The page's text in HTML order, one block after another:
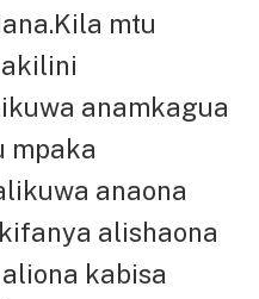
mtu
anamkagua
mpaka
anaona
alishaona
kabisa